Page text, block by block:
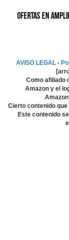
Ofertas en
AVISO LEGAL-
Como afiliado
Amazon y el
Cierto contenido que
Este contenido